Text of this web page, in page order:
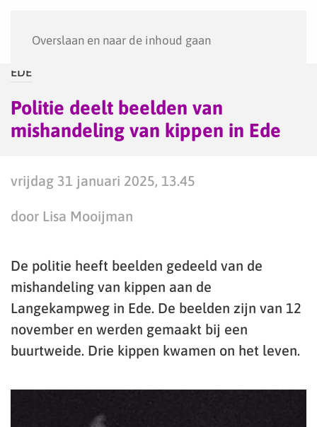
Overslaan en naar de inhoud gaan
EDE
Politie deelt beelden van
mishandeling van kippen in Ede
vrijdag 31 januari 2025, 13.45
door Lisa Mooijman
De politie heeft beelden gedeeld van de
mishandeling van kippen aan de
Langekampweg in Ede. De beelden zijn van 12
november en werden gemaakt bij een
buurtweide. Drie kippen kwamen on het leven.